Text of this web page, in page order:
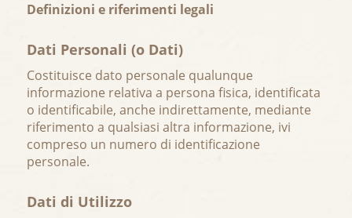
Definizioni e riferimenti legali
Dati Personali (o Dati)
Costituisce dato personale qualunque
informazione relativa a persona fisica, identificata
o identificabile, anche indirettamente, mediante
riferimento a qualsiasi altra informazione, ivi
compreso un numero di identificazione
personale.
Dati di Utilizzo